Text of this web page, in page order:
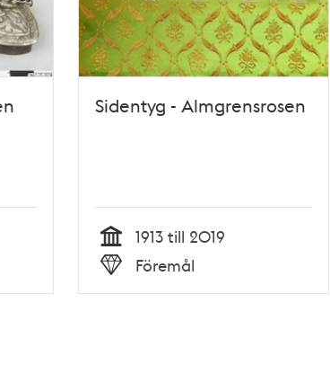
Sidentyg - Almgrensrosen
Tid
1913 till 2019
Typ
Föremål